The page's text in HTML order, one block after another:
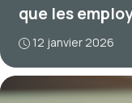
que les
12 janvier 2026